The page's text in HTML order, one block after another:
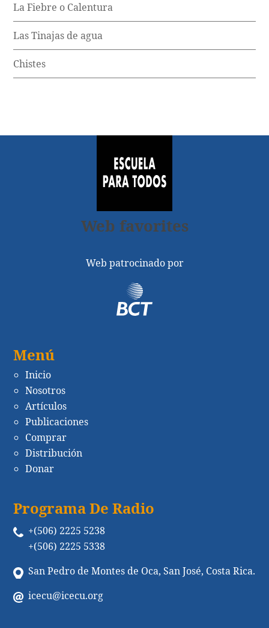
La Fiebre o Calentura
Las Tinajas de agua
Chistes
Web favorites
Web patrocinado por
Menú
Inicio
Nosotros
Artículos
Publicaciones
Comprar
Distribución
Donar
Programa De Radio
+(506) 2225 5238
+(506) 2225 5338
San Pedro de Montes de Oca, San José, Costa Rica.
icecu@icecu.org